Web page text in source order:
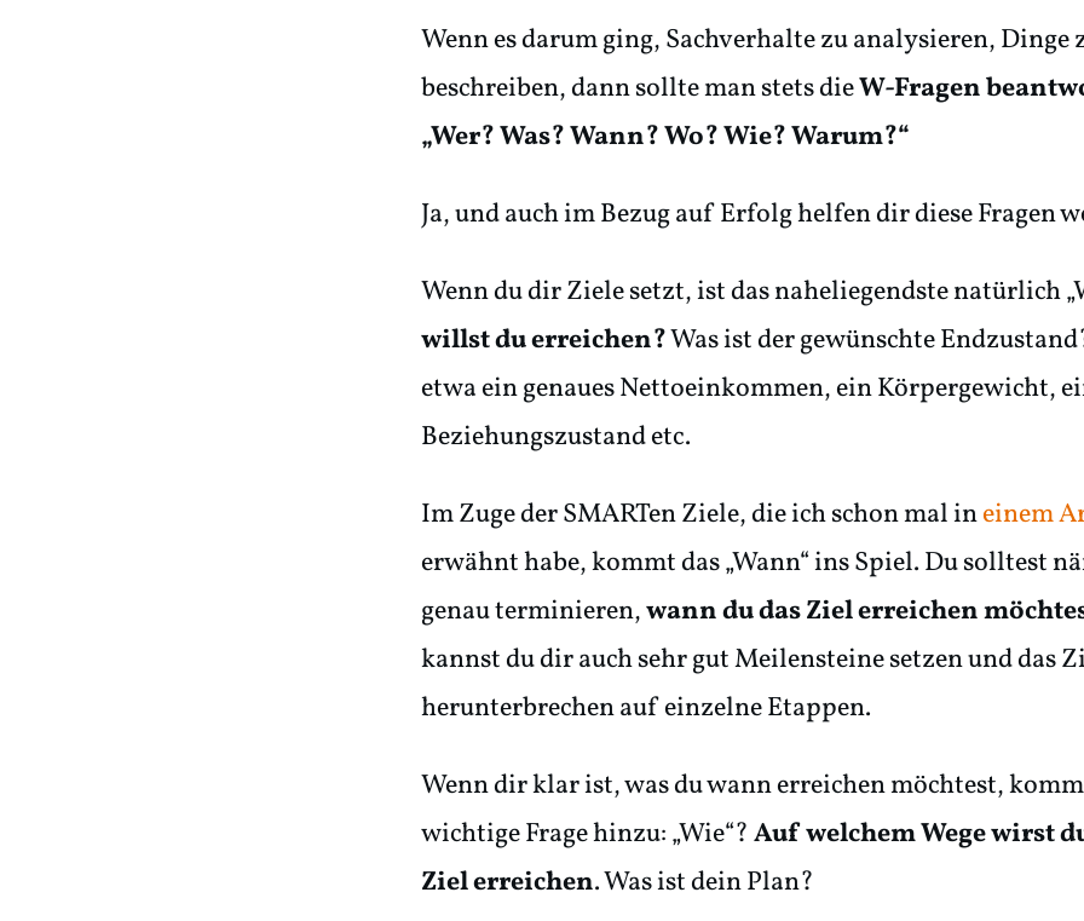
Wenn es darum ging, Sachverhalte zu analysieren, Dinge
beschreiben, dann sollte man stets dieW-Fragen
„Wer? Was? Wann? Wo? Wie? Warum?“
Ja, und auch im Bezug auf Erfolg helfen dir diese Fragen
Wenn du dir Ziele setzt, ist das naheliegendste natürlich
willst du erreichen?Was ist der gewünschte
etwa ein genaues Nettoeinkommen, ein Körpergewicht,
Beziehungszustand etc.
Im Zuge der SMARTen Ziele, die ich schon mal ineinem
erwähnt habe, kommt das „Wann“ ins Spiel. Du solltest
genau terminieren,wann du das Ziel erreichen
kannst du dir auch sehr gut Meilensteine setzen und das
herunterbrechen auf einzelne Etappen.
Wenn dir klar ist, was du wann erreichen möchtest,
wichtige Frage hinzu: „Wie“?Auf welchem Wege wirst
Ziel erreichen. Was ist dein Plan?